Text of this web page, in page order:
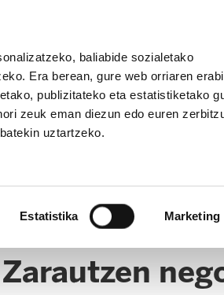
baliabide sozialetako
Era berean, gure web orriaren
publizitateko eta estatistiketako
zeuk eman diezun edo euren
uztartzeko.
Estatistika Marketing